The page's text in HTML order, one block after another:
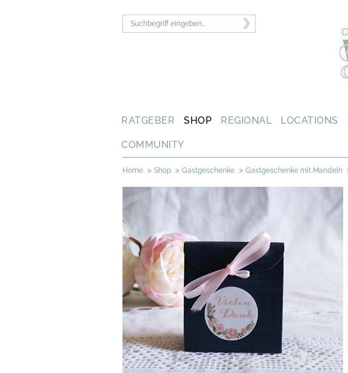
RATGEBER SHOP REGIONAL LOCATIONS
COMMUNITY
Home > Shop > Gastgeschenke > Gastgeschenke mit Mandeln